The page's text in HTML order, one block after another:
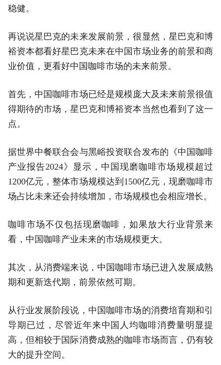
稳健。
再说说星巴克的未来发展前景，很显然，星巴克和博
裕资本都看好星巴克未来在中国市场业务的前景和商
业价值，更看好中国咖啡市场的未来前景。
首先，中国咖啡市场已经是规模庞大及未来前景很值
得期待的市场，星巴克和博裕资本当然也看到了这一
点。
据世界中餐联合会与黑峪投资联合发布的《中国咖啡
产业报告2024》显示，中国现磨咖啡市场规模超过
1200亿元，整体市场规模达到1500亿元，现磨咖啡市
场占比未来还会持续增加，市场规模也会相应增长。
咖啡市场不仅包括现磨咖啡，如果放大行业背景来
看，中国咖啡产业未来的市场规模更大。
其次，从消费端来说，中国咖啡市场已进入发展成熟
期和更新迭代期，前景依然可期。
从行业发展阶段说，中国咖啡市场的消费培育期和引
导期已过，尽管近年来中国人均咖啡消费量明显提
高，但相较于国际消费成熟的咖啡市场而言，仍有较
大的提升空间。